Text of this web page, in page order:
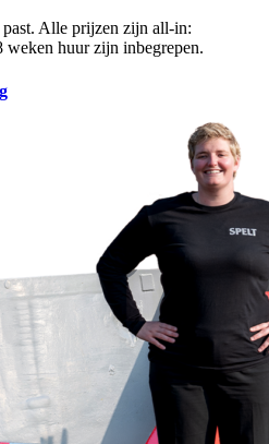
Alle prijzen zijn all-in:
huur zijn inbegrepen.